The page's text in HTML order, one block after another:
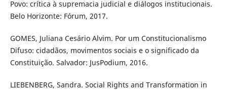
Povo: crítica à supremacia judicial e diálogos institucionais.
Belo Horizonte: Fórum, 2017.
GOMES, Juliana Cesário Alvim. Por um Constitucionalismo
Difuso: cidadãos, movimentos sociais e o significado da
Constituição. Salvador: JusPodium, 2016.
LIEBENBERG, Sandra. Social Rights and Transformation in